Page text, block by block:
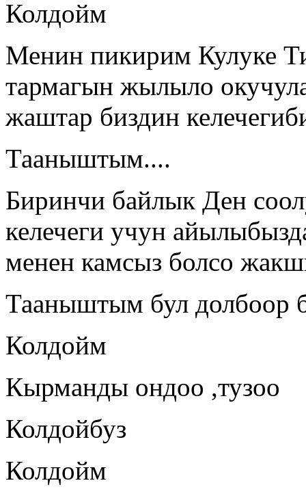
Колдойм
Менин пикирим Кулуке
тармагын жылыло
жаштар биздин
Тааныштым....
Биринчи байлык Ден
келечеги учун
менен камсыз болсо
Тааныштым бул долбоор
Колдойм
Кырманды ондоо ,тузоо
Колдойбуз
Колдойм